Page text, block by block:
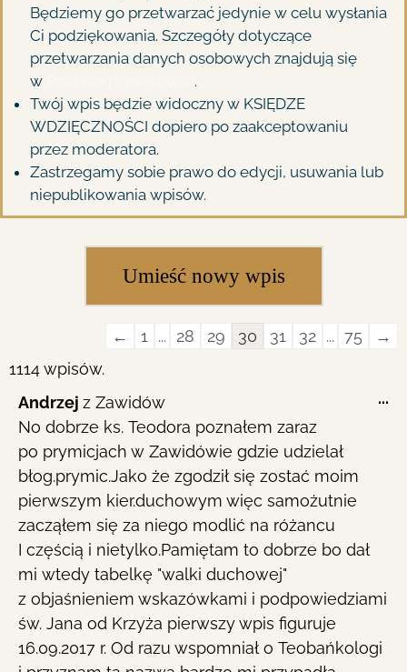
Będziemy go przetwarzać jedynie w celu wysłania
Ci podziękowania. Szczegóły dotyczące
przetwarzania danych osobowych znajdują się
w
.
Twój wpis będzie widoczny w KSIĘDZE
WDZIĘCZNOŚCI dopiero po zaakceptowaniu
przez moderatora.
Zastrzegamy sobie prawo do edycji, usuwania lub
niepublikowania wpisów.
Guestbook
← 1 ... 28 29 30 31 32 ... 75
→
1114 wpisów.
Andrzej z Zawidów
No dobrze ks. Teodora poznałem zaraz
po prymicjach w Zawidówie gdzie udzielał
błog.prymic.Jako że zgodził się zostać moim
pierwszym kier.duchowym więc samożutnie
zacząłem się za niego modlić na różancu
I częścią i nietylko.Pamiętam to dobrze bo dał
mi wtedy tabelkę "walki duchowej"
z objaśnieniem wskazówkami i podpowiedziami
św. Jana od Krzyża pierwszy wpis figuruje
16.09.2017 r. Od razu wspomniał o Teobańkologi
...